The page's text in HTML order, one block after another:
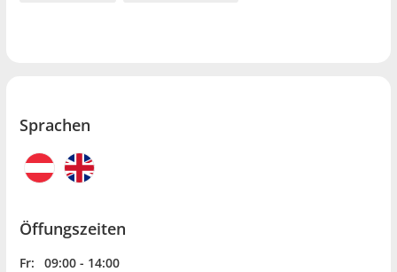
Sprachen
Öffungszeiten
Fr:
09:00 - 14:00